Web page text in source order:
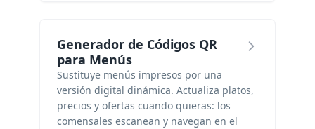
Generador de Códigos QR
para Menús
Sustituye menús impresos por una
versión digital dinámica. Actualiza platos,
precios y ofertas cuando quieras: los
comensales escanean y navegan en el